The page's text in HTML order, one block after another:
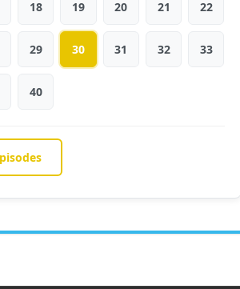
18 19 20 21 22
29 30 31 32 33
40